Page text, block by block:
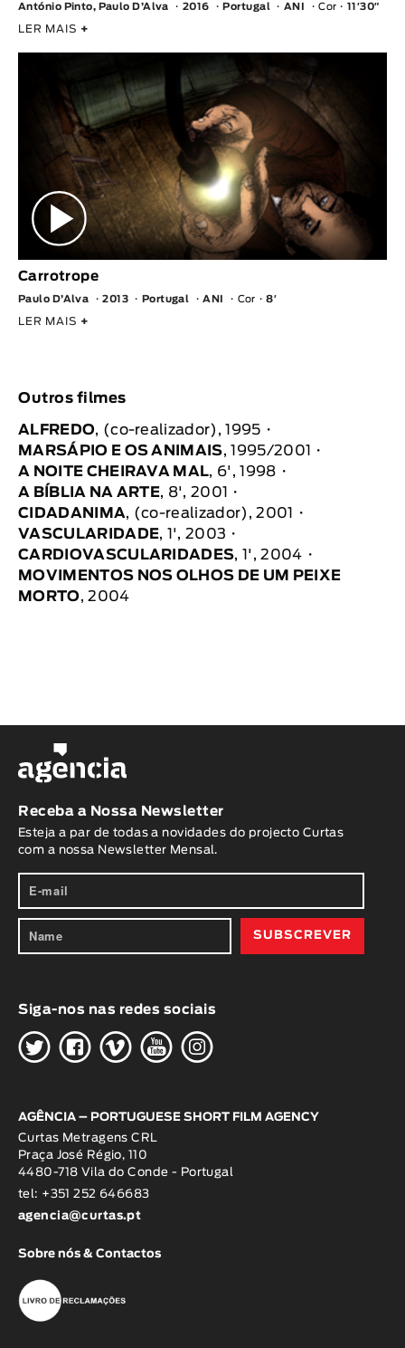
António Pinto, Paulo D’Alva 2016 Portugal ANI Cor 11′30″
LER MAIS +
Carrotrope
Paulo D’Alva 2013 Portugal ANI Cor 8′
LER MAIS +
Outros filmes
ALFREDO, (co-realizador), 1995
MARSÁPIO E OS ANIMAIS, 1995/2001
A NOITE CHEIRAVA MAL, 6', 1998
A BÍBLIA NA ARTE, 8', 2001
CIDADANIMA, (co-realizador), 2001
VASCULARIDADE, 1', 2003
CARDIOVASCULARIDADES, 1', 2004
MOVIMENTOS NOS OLHOS DE UM PEIXE
MORTO, 2004
Receba a Nossa Newsletter
Esteja a par de todas a novidades do projecto Curtas
com a nossa Newsletter Mensal.
Siga-nos nas redes sociais
HGWOK
AGÊNCIA – PORTUGUESE SHORT FILM AGENCY
Curtas Metragens CRL
Praça José Régio, 110
4480-718 Vila do Conde - Portugal
tel: +351 252 646683
agencia@curtas.pt
Sobre nós & Contactos